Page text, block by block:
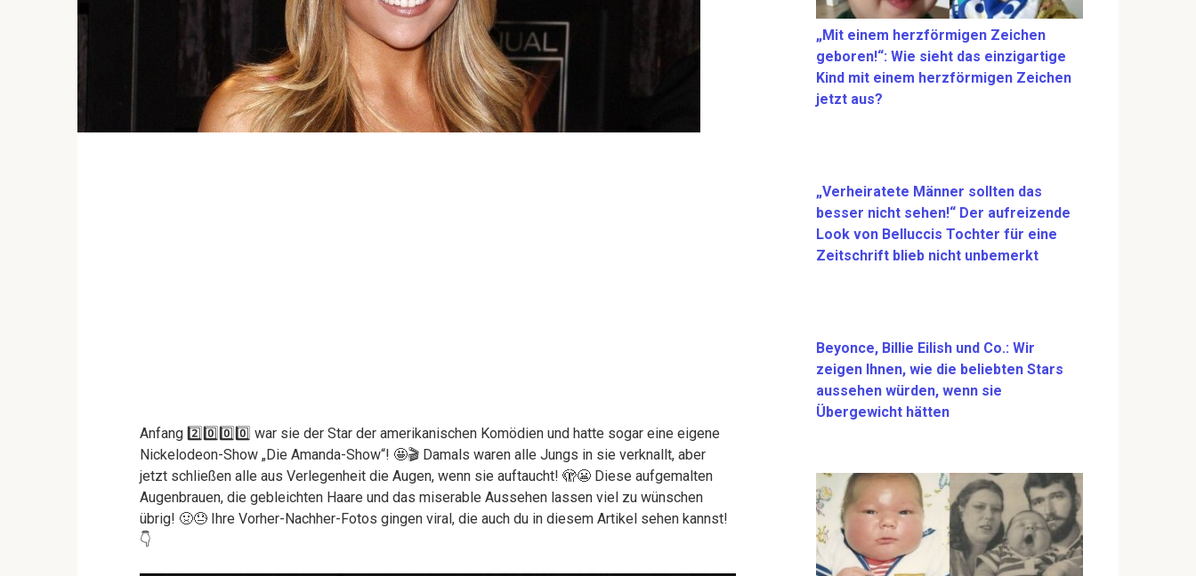
Anfang 2️⃣0️⃣0️⃣0️⃣ war sie der Star der amerikanischen Komödien und hatte sogar eine eigene
Nickelodeon-Show „Die Amanda-Show“! 🤩🎬 Damals waren alle Jungs in sie verknallt, aber
jetzt schließen alle aus Verlegenheit die Augen, wenn sie auftaucht! 🫣😬 Diese aufgemalten
Augenbrauen, die gebleichten Haare und das miserable Aussehen lassen viel zu wünschen
übrig! 🤢😓 Ihre Vorher-Nachher-Fotos gingen viral, die auch du in diesem Artikel sehen kannst!
👇
„Mit einem herzförmigen Zeichen
geboren!“: Wie sieht das einzigartige
Kind mit einem herzförmigen Zeichen
jetzt aus?
„Verheiratete Männer sollten das
besser nicht sehen!“ Der aufreizende
Look von Belluccis Tochter für eine
Zeitschrift blieb nicht unbemerkt
Beyonce, Billie Eilish und Co.: Wir
zeigen Ihnen, wie die beliebten Stars
aussehen würden, wenn sie
Übergewicht hätten